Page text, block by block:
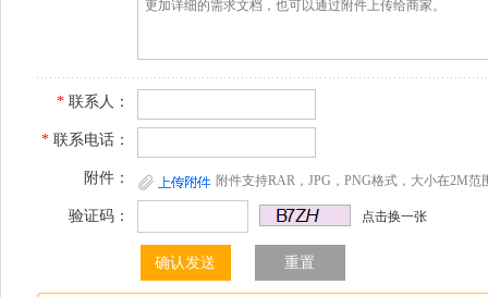
* 联系人：
* 联系电话：
附件： 附件支持RAR，JPG，PNG格式，大小在2M范
验证码： 点击换一张